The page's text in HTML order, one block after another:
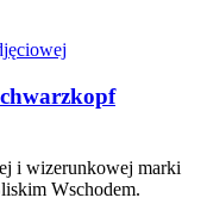
i wizerunkowej marki
Wschodem.